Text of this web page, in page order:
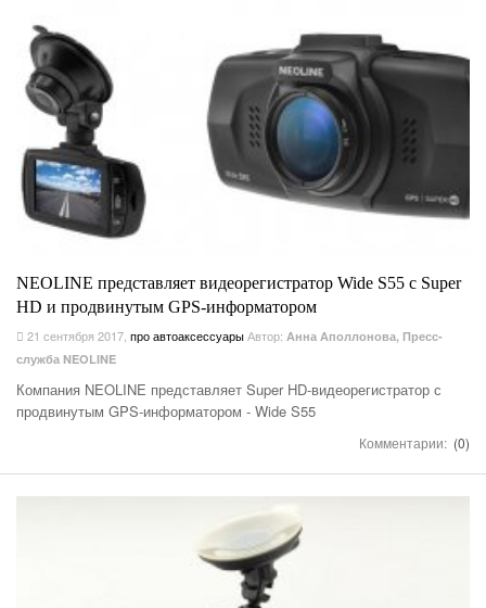
NEOLINE представляет видеорегистратор Wide S55 с Super
HD и продвинутым GPS-информатором
21 сентября 2017, про автоаксессуарыАвтор: Анна Аполлонова, Пресс-
служба NEOLINE
Компания NEOLINE представляет Super HD-видеорегистратор с
продвинутым GPS-информатором - Wide S55
Комментарии: (0)